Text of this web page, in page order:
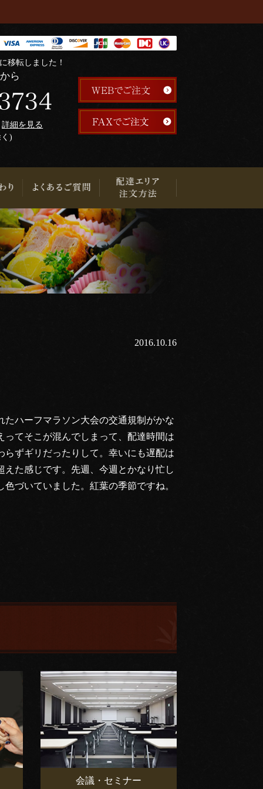
移転しました！
ら
詳細を見る
)
2016.10.16
ハーフマラソン大会の交通規制がかな
てそこが混んでしまって、配達時間は
ずギリだったりして。幸いにも遅配は
た感じです。先週、今週とかなり忙し
づいていました。紅葉の季節ですね。
会議・セミナー